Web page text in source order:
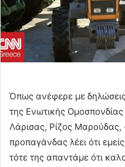
Όπως ανέφερε με
της Ενωτικής
Λάρισας, Ρίζος
προπαγάνδας λέει ότι
τότε της απαντάμε ότι